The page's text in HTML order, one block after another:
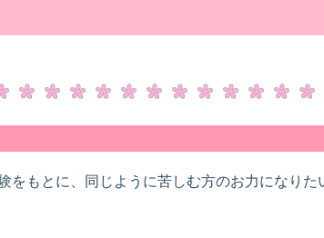
をもとに、同じように苦しむ方のお力になり